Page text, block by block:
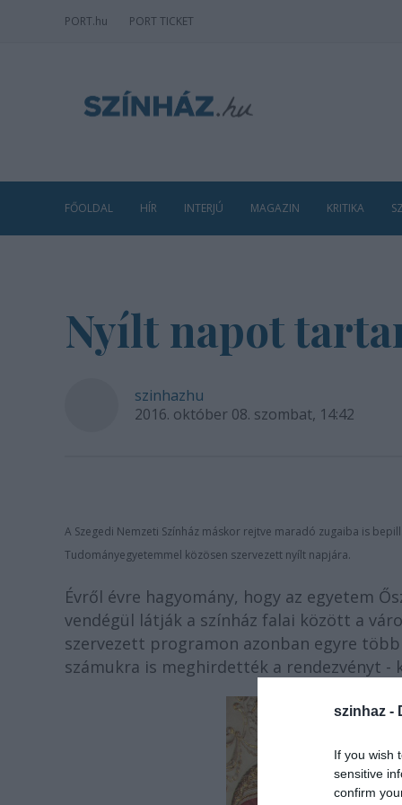
szinhaz -
If you wish
sensitive
confirm
PORT.hu PORT TICKET
FŐOLDAL HÍR INTERJÚ MAGAZIN KRITIKA
Nyílt napot
szinhazhu
2016. október 08. szombat, 14:42
A Szegedi Nemzeti Színház máskor rejtve maradó zugaiba is
Tudományegyetemmel közösen szervezett nyílt napjára.
Évről évre hagyomány, hogy az egyetem
vendégül látják a színház falai között a
szervezett programon azonban egyre
számukra is meghirdették a rendezvényt -